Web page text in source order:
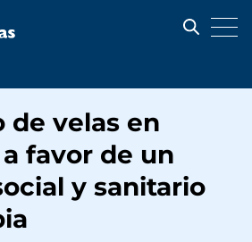
de velas en
favor de un
y sanitario